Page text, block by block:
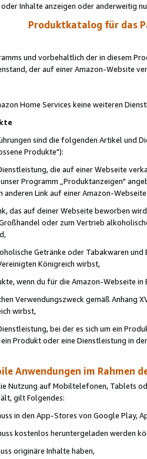
Inhalte anzeigen oder anderweitig
Produktkatalog für das
und vorbehaltlich der in diesem
der auf einer Amazon-Website
Home Services keine weiteren
sind die folgenden Artikel und
Produkte"):
die auf einer Webseite
Programm „Produktanzeigen"
anderen Link auf einer Amazon-
das auf deiner Webseite beworben
oder zum Vertrieb
Getränke oder Tabakwaren
Königreich wirbst,
wenn du für die Amazon-Webseite in
Verwendungszweck gemäß Anhang
wirbst,
bei der es sich um ein
Produkt oder eine Dienstleistung in
Anwendungen im Rahmen
Nutzung auf Mobiltelefonen, Tablets
gilt Folgendes:
in den App-Stores von Google Play,
kostenlos heruntergeladen werden
originäre Inhalte haben,